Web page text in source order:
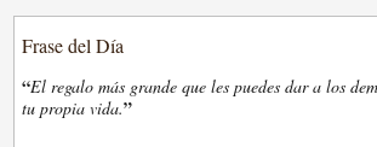
Frase del Día
“El regalo más grande que les puedes dar a los
tu propia vida.”